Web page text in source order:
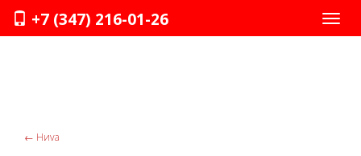
+7 (347) 216-01-26
← Ниvа